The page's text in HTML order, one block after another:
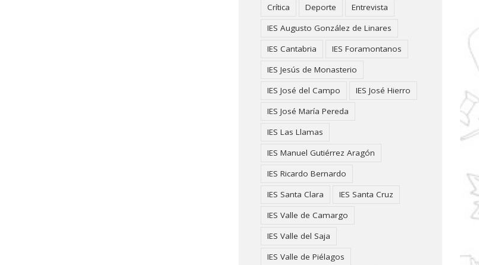
Crítica
Deporte
Entrevista
IES Augusto González de Linares
IES Cantabria
IES Foramontanos
IES Jesús de Monasterio
IES José del Campo
IES José Hierro
IES José María Pereda
IES Las Llamas
IES Manuel Gutiérrez Aragón
IES Ricardo Bernardo
IES Santa Clara
IES Santa Cruz
IES Valle de Camargo
IES Valle del Saja
IES Valle de Piélagos